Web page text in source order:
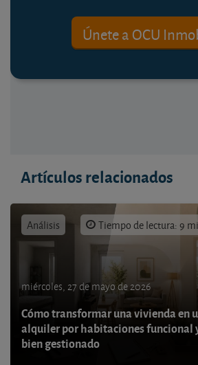
Únete a OCU
Artículos relacionados
Análisis Tiempo de lectura: 9
miércoles, 27 de mayo de 2026
Cómo transformar una vivienda en
alquiler por habitaciones funcional
bien gestionado